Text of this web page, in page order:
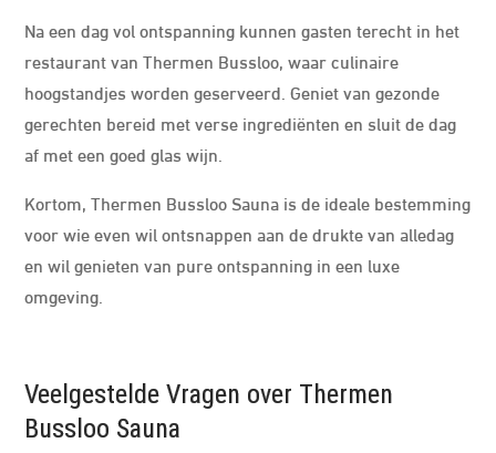
Na een dag vol ontspanning kunnen gasten terecht in het
restaurant van Thermen Bussloo, waar culinaire
hoogstandjes worden geserveerd. Geniet van gezonde
gerechten bereid met verse ingrediënten en sluit de dag
af met een goed glas wijn.
Kortom, Thermen Bussloo Sauna is de ideale bestemming
voor wie even wil ontsnappen aan de drukte van alledag
en wil genieten van pure ontspanning in een luxe
omgeving.
Veelgestelde Vragen over Thermen
Bussloo Sauna